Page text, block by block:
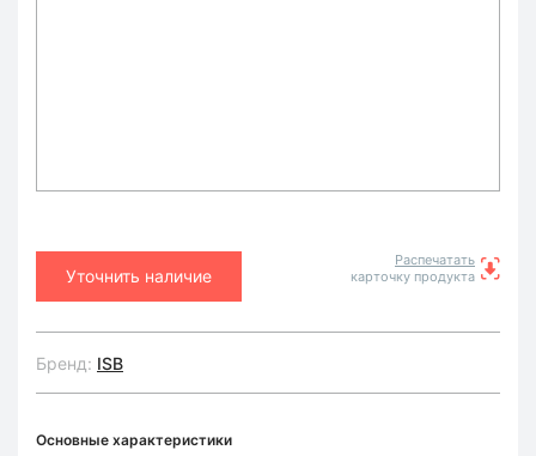
Уточнить наличие
Распечатать
карточку продукта
Бренд: ISB
Основные характеристики